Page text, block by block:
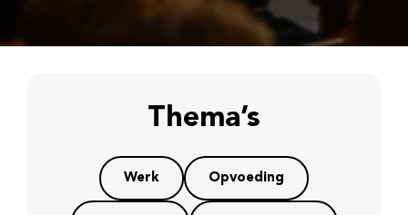
Thema’s
Werk Opvoeding